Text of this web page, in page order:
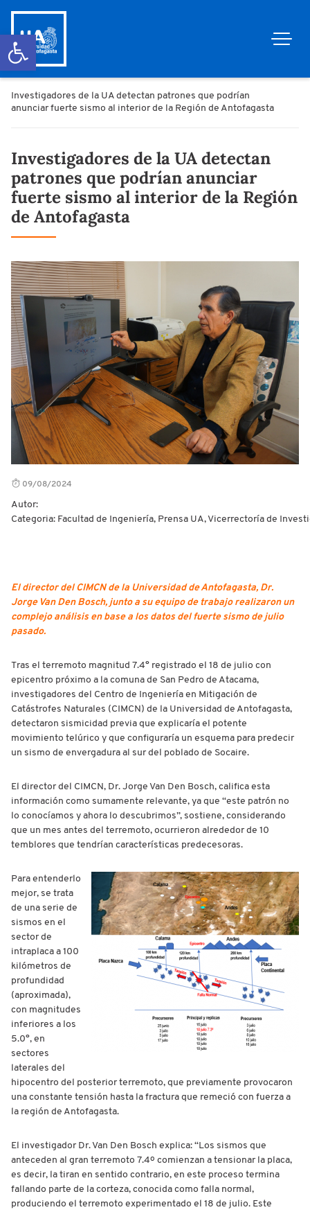
Abrir barra de herramientas
Investigadores de la UA detectan patrones que podrían
anunciar fuerte sismo al interior de la Región de Antofagasta
Investigadores de la UA detectan
patrones que podrían anunciar
fuerte sismo al interior de la Región
de Antofagasta
09/08/2024
Autor:
Categoria: Facultad de Ingeniería, Prensa UA, Vicerrectoría de
El director del CIMCN de la Universidad de Antofagasta, Dr.
Jorge Van Den Bosch, junto a su equipo de trabajo realizaron un
complejo análisis en base a los datos del fuerte sismo de julio
pasado.
Tras el terremoto magnitud 7.4° registrado el 18 de julio con
epicentro próximo a la comuna de San Pedro de Atacama,
investigadores del Centro de Ingeniería en Mitigación de
Catástrofes Naturales (CIMCN) de la Universidad de Antofagasta,
detectaron sismicidad previa que explicaría el potente
movimiento telúrico y que configuraría un esquema para predecir
un sismo de envergadura al sur del poblado de Socaire.
El director del CIMCN, Dr. Jorge Van Den Bosch, califica esta
información como sumamente relevante, ya que “este patrón no
lo conocíamos y ahora lo descubrimos”, sostiene, considerando
que un mes antes del terremoto, ocurrieron alrededor de 10
temblores que tendrían características predecesoras.
Para entenderlo
mejor, se trata
de una serie de
sismos en el
sector de
intraplaca a 100
kilómetros de
profundidad
(aproximada),
con magnitudes
inferiores a los
5.0°, en
sectores
laterales del
hipocentro del posterior terremoto, que previamente provocaron
una constante tensión hasta la fractura que remeció con fuerza a
la región de Antofagasta.
El investigador Dr. Van Den Bosch explica: “Los sismos que
anteceden al gran terremoto 7.4º comienzan a tensionar la placa,
es decir, la tiran en sentido contrario, en este proceso termina
fallando parte de la corteza, conocida como falla normal,
produciendo el terremoto experimentado el 18 de julio. Este